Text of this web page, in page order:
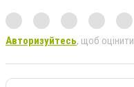
Авторизуйтесь, щоб оцінити